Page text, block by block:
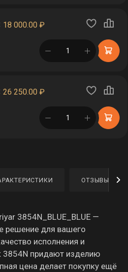
18 000.00 ₽
в корзине
26 250.00 ₽
в корзине
ОТЗЫВЫ
3854N_BLUE_BLUE —
решение для вашего
исполнения и
3854N придают изделию
цена делает покупку ещё